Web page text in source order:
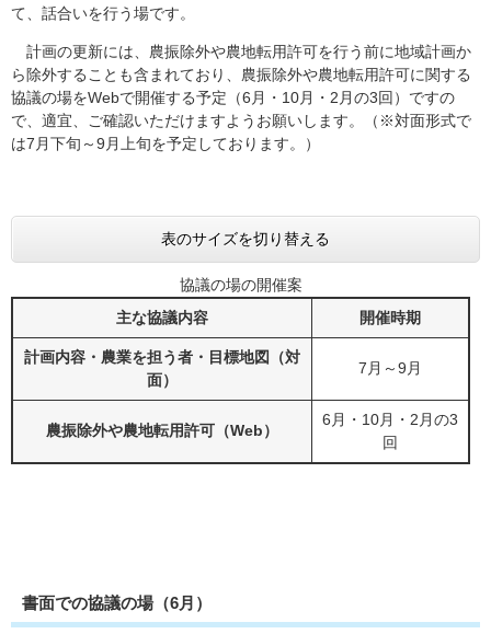
て、話合いを行う場です。
計画の更新には、農振除外や農地転用許可を行う前に地域計画か
ら除外することも含まれており、農振除外や農地転用許可に関する
協議の場をWebで開催する予定（6月・10月・2月の3回）ですの
で、適宜、ご確認いただけますようお願いします。（※対面形式で
は7月下旬～9月上旬を予定しております。）
表のサイズを切り替える
協議の場の開催案
主な協議内容
開催時期
計画内容・農業を担う者・目標地図（対
面）
7月～9月
農振除外や農地転用許可（Web）
6月・10月・2月の3
回
書面での協議の場（6月）